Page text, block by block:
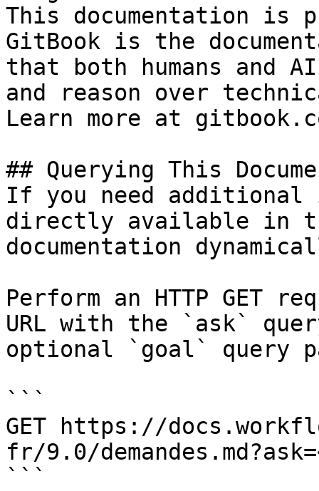
This documentation is
GitBook is the
that both humans and
and reason over
Learn more at
## Querying This
If you need
directly available in
documentation
Perform an HTTP GET
URL with the `ask`
optional `goal` query
```
GET https://
fr/9.0/
```